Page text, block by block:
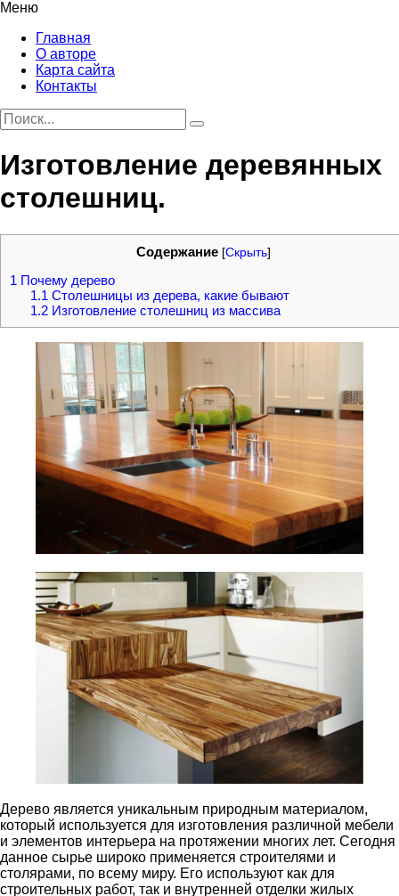
Меню
Главная
О авторе
Карта сайта
Контакты
Изготовление деревянных
столешниц.
Содержание [Скрыть]
1 Почему дерево
1.1 Столешницы из дерева, какие бывают
1.2Изготовление столешниц из массива
Дерево является уникальным природным материалом,
который используется для изготовления различной мебели
и элементов интерьера на протяжении многих лет. Сегодня
данное сырье широко применяется строителями и
столярами, по всему миру. Его используют как для
строительных работ, так и внутренней отделки жилых